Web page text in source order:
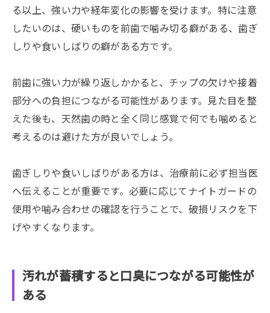
る以上、強い力や経年変化の影響を受けます。特に注意
したいのは、硬いものを前歯で噛み切る癖がある、歯ぎ
しりや食いしばりの癖がある方です。
前歯に強い力が繰り返しかかると、チップの欠けや接着
部分への負担につながる可能性があります。見た目を整
えた後も、天然歯の時と全く同じ感覚で何でも噛めると
考えるのは避けた方が良いでしょう。
歯ぎしりや食いしばりがある方は、治療前に必ず担当医
へ伝えることが重要です。必要に応じてナイトガードの
使用や噛み合わせの確認を行うことで、破損リスクを下
げやすくなります。
汚れが蓄積すると口臭につながる可能性が
ある